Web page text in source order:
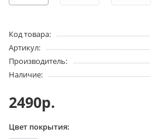
Код товара:
Артикул:
Производитель:
Наличие:
2490р.
Цвет покрытия: